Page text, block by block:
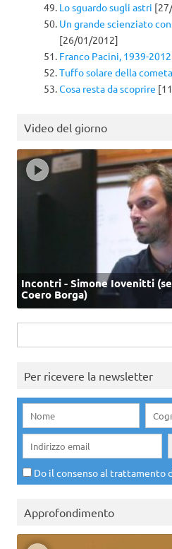
Lo sguardo sugli astri
Un grande scienziato
[26/01/2012]
Franco Pacini, 1939-2012
Tuffo solare della cometa
Cosa resta da scoprire
Video del giorno
Incontri - Simone Iovenitti
Coero Borga)
per:
Per ricevere la newsletter
Do il consenso al trattamento
Approfondimento